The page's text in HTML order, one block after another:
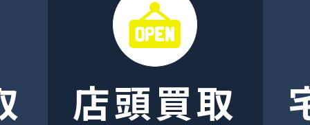
店頭買取